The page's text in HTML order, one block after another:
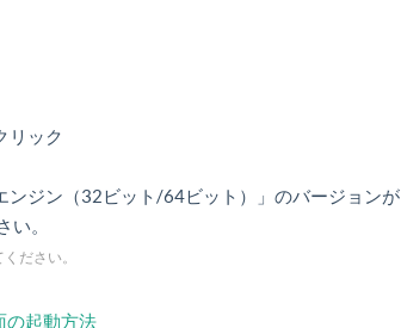
リック
ンジン（32ビット/64ビット）」のバージョンが
い。
ださい。
の起動方法